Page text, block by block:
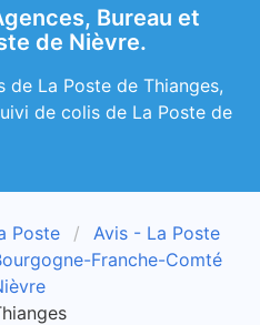
Bureau et
de Nièvre.
de La Poste de Thianges,
de colis de La Poste de
Poste
Avis - La Poste
Franche-Comté